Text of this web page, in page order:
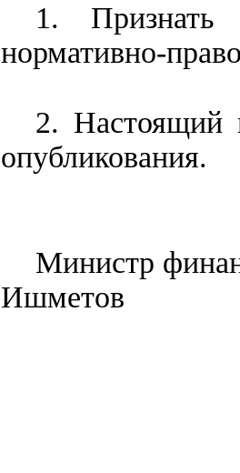
1. Признать
нормативно-
2. Настоящий
опубликования.
Ишметов